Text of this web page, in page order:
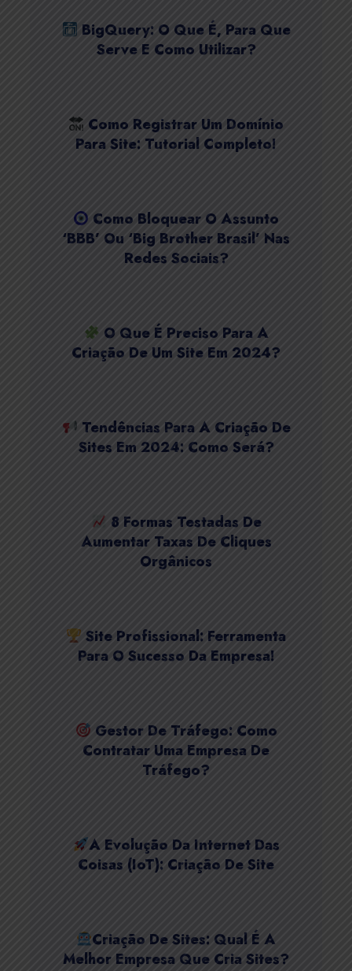
BigQuery: O Que É, Para Que
Serve E Como Utilizar?
Como Registrar Um Domínio
Para Site: Tutorial Completo!
Como Bloquear O Assunto
‘BBB’ Ou ‘Big Brother Brasil’ Nas
Redes Sociais?
O Que É Preciso Para A
Criação De Um Site Em 2024?
Tendências Para A Criação De
Sites Em 2024: Como Será?
8 Formas Testadas De
Aumentar Taxas De Cliques
Orgânicos
Site Profissional: Ferramenta
Para O Sucesso Da Empresa!
Gestor De Tráfego: Como
Contratar Uma Empresa De
Tráfego?
A Evolução Da Internet Das
Coisas (IoT): Criação De Site
Criação De Sites: Qual É A
Melhor Empresa Que Cria Sites?